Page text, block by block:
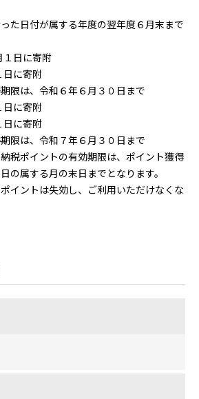
た日付が属する年度の翌年度６月末まで
１日に寄附
日に寄附
、令和６年６月３０日まで
日に寄附
日に寄附
、令和７年６月３０日まで
税ポイントの有効期限は、ポイント獲得
の属する月の末日までとなります。
イントは失効し、ご利用いただけなくな